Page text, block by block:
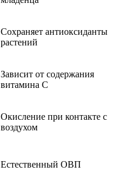
Сохраняет антиоксиданты
растений
Зависит от содержания
витамина С
Окисление при контакте с
воздухом
Естественный ОВП